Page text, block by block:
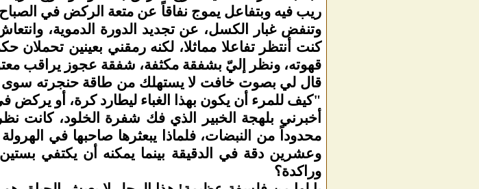
ريب فيه وبتفاعل يموج نفاقاً عن متعة الركض في
وتنفض غبار الكسل، عن تجديد الدورة الدموية،
كنت أنتظر تفاعلا مماثلا، لكنه رمقني بعينين
قهوته، ونظر إليّ بشفقة مكثفة، شفقة عجوز يراقب
قال لي بصوت خافت لا يستهلك من طاقة حنجرته سوى
"كيف للمرء أن يكون بهذا الغباء ليطارد كرة، أو يركض
أخبرني بلهجة الخبير الذي فك شفرة الخلود، كانت
محدوداً من النبضات، فلماذا يبعثرها صاحبها في
وعشرين دقة في الدقيقة بينما يمكنه أن يكتفي
وراكدة؟